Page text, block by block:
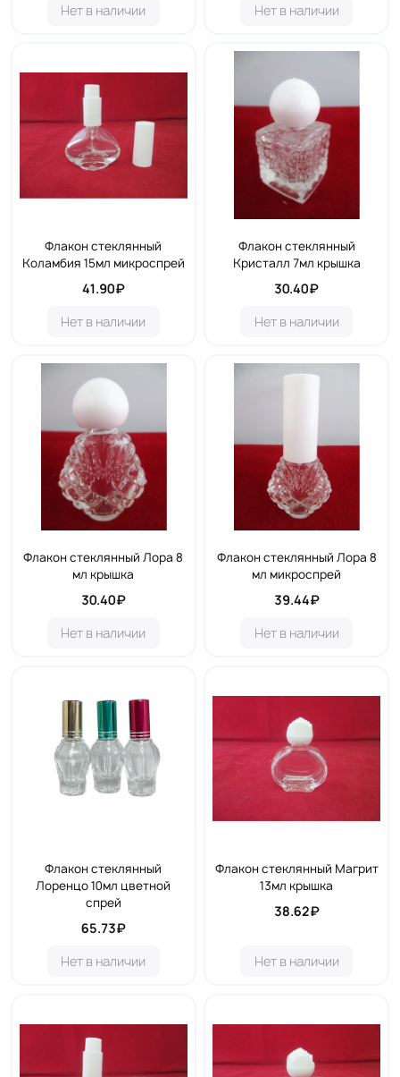
Нет в наличии
Нет в наличии
Флакон стеклянный
Коламбия 15мл микроспрей
41.90₽
Нет в наличии
Флакон стеклянный
Кристалл 7мл крышка
30.40₽
Нет в наличии
Флакон стеклянный Лора 8
мл крышка
30.40₽
Нет в наличии
Флакон стеклянный Лора 8
мл микроспрей
39.44₽
Нет в наличии
Флакон стеклянный
Лоренцо 10мл цветной
спрей
65.73₽
Нет в наличии
Флакон стеклянный Магрит
13мл крышка
38.62₽
Нет в наличии